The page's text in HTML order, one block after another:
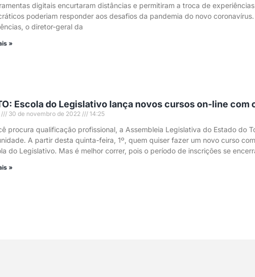
digitais encurtaram distâncias e permitiram a troca de
poderiam responder aos desafios da pandemia do novo
o diretor-geral da
»
Escola do Legislativo lança novos cursos on-line
30 de novembro de 2022 14:25
procura qualificação profissional, a Assembleia Legislativa do Estado do
A partir desta quinta-feira, 1º, quem quiser fazer um novo curso
do Legislativo. Mas é melhor correr, pois o período de inscrições se
»